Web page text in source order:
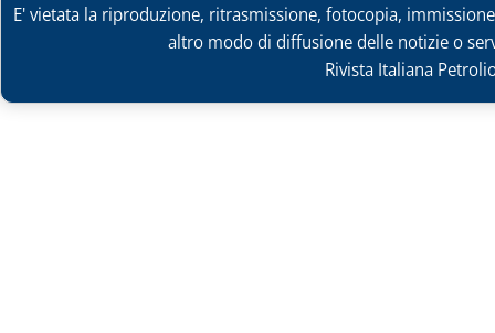
E' vietata la riproduzione, ritrasmissione, fotocopia,
altro modo di diffusione delle notizie o
Rivista Italiana